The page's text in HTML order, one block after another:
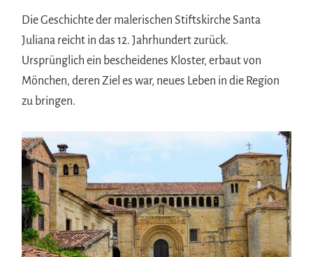
Die Geschichte der malerischen Stiftskirche Santa
Juliana reicht in das 12. Jahrhundert zurück.
Ursprünglich ein bescheidenes Kloster, erbaut von
Mönchen, deren Ziel es war, neues Leben in die Region
zu bringen.